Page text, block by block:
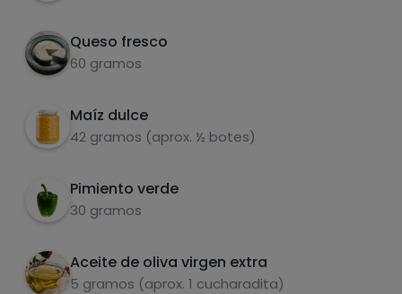
Queso fresco
60 gramos
Maíz dulce
42 gramos (aprox. ½ botes)
Pimiento verde
30 gramos
Aceite de oliva virgen extra
5 gramos (aprox. 1 cucharadita)
Azúcares